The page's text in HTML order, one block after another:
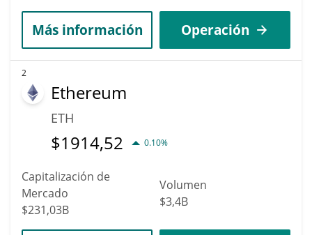
Más información Operación
2
Ethereum
ETH
$1914,52 0.10%
Capitalización de
Mercado
$231,03B
Volumen
$3,4B